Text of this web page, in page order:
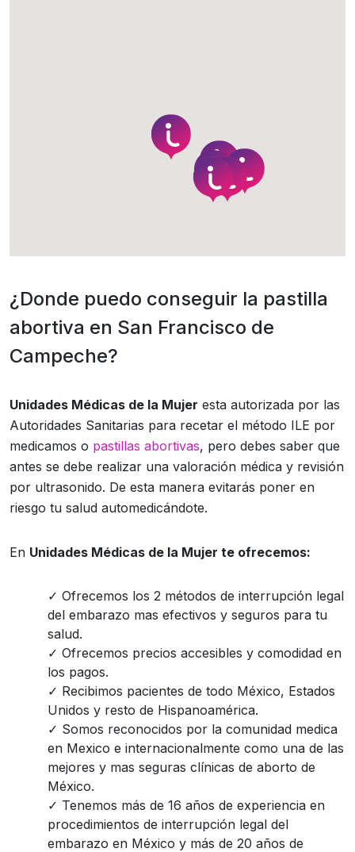
¿Donde puedo conseguir la pastilla
abortiva en San Francisco de
Campeche?
Unidades Médicas de la Mujer esta autorizada por las
Autoridades Sanitarias para recetar el método ILE por
medicamos o pastillas abortivas, pero debes saber que
antes se debe realizar una valoración médica y revisión
por ultrasonido. De esta manera evitarás poner en
riesgo tu salud automedicándote.
En Unidades Médicas de la Mujer te ofrecemos:
Ofrecemos los 2 métodos de interrupción legal
del embarazo mas efectivos y seguros para tu
salud.
Ofrecemos precios accesibles y comodidad en
los pagos.
Recibimos pacientes de todo México, Estados
Unidos y resto de Hispanoamérica.
Somos reconocidos por la comunidad medica
en Mexico e internacionalmente como una de las
mejores y mas seguras clínicas de aborto de
México.
Tenemos más de 16 años de experiencia en
procedimientos de interrupción legal del
embarazo en México y más de 20 años de